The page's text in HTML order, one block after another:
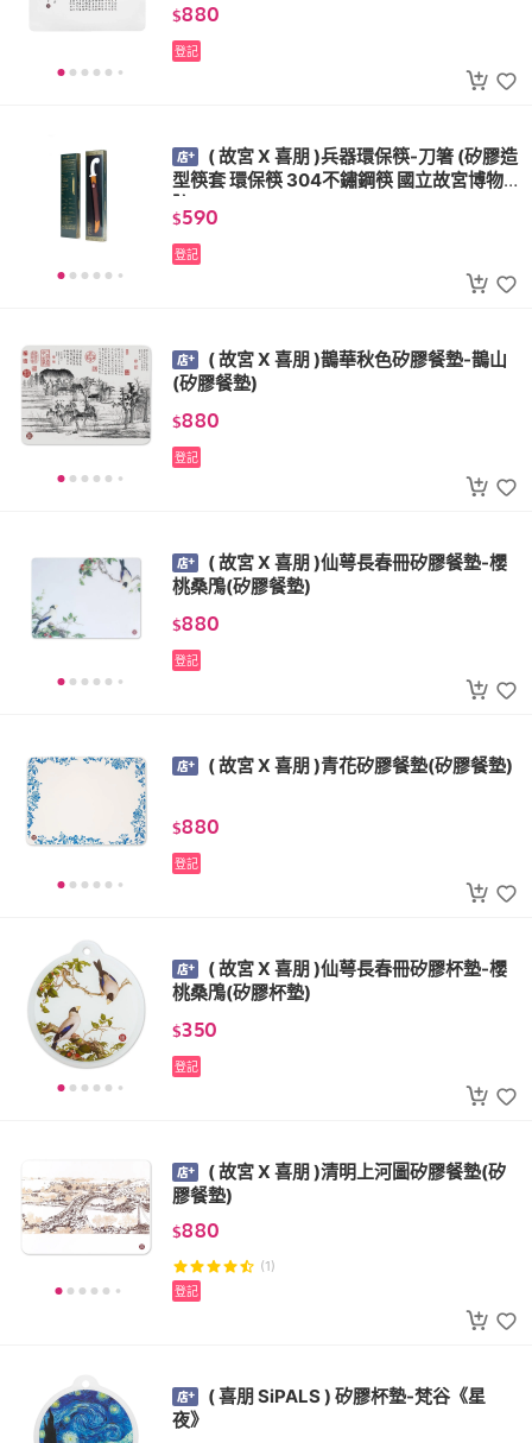
$880
登記
( 故宮 X 喜朋 )兵器環保筷-刀箸 (矽膠造
型筷套 環保筷 304不鏽鋼筷 國立故宮博物
院)
$590
登記
( 故宮 X 喜朋 )鵲華秋色矽膠餐墊-鵲山
(矽膠餐墊)
$880
登記
( 故宮 X 喜朋 )仙萼長春冊矽膠餐墊-櫻
桃桑鳲(矽膠餐墊)
$880
登記
( 故宮 X 喜朋 )青花矽膠餐墊(矽膠餐墊)
$880
登記
( 故宮 X 喜朋 )仙萼長春冊矽膠杯墊-櫻
桃桑鳲(矽膠杯墊)
$350
登記
( 故宮 X 喜朋 )清明上河圖矽膠餐墊(矽
膠餐墊)
$880
(1)
登記
( 喜朋 SiPALS ) 矽膠杯墊-梵谷《星
夜》